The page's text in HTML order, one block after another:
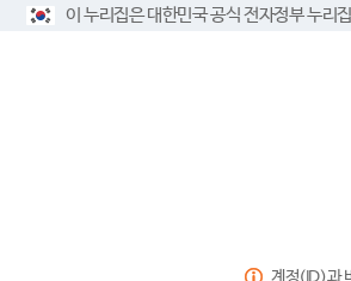
이 누리집은 대한민국 공식 전자정부 누리